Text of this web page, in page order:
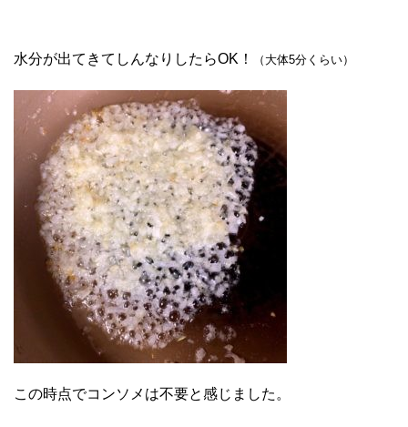
水分が出てきてしんなりしたらOK！ （大体5分くらい）
この時点でコンソメは不要と感じました。